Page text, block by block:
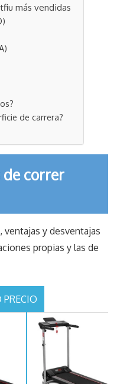
más vendidas
de carrera?
correr
y desventajas
propias y las de
PRECIO